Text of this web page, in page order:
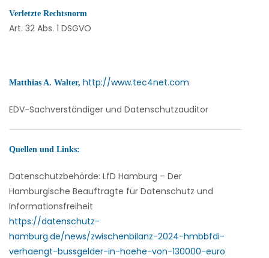
Verletzte Rechtsnorm
Art. 32 Abs. 1 DSGVO
Matthias A. Walter, http://www.tec4net.com
EDV-Sachverständiger und Datenschutzauditor
Quellen und Links:
Datenschutzbehörde: LfD Hamburg – Der
Hamburgische Beauftragte für Datenschutz und
Informationsfreiheit
https://datenschutz-
hamburg.de/news/zwischenbilanz-2024-hmbbfdi-
verhaengt-bussgelder-in-hoehe-von-130000-euro